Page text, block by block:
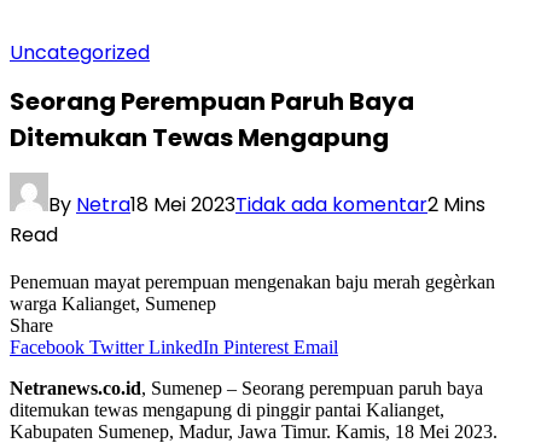
Uncategorized
Seorang Perempuan Paruh Baya
Ditemukan Tewas Mengapung
By Netra18 Mei 2023Tidak ada komentar2 Mins
Read
Penemuan mayat perempuan mengenakan baju merah gegèrkan
warga Kalianget, Sumenep
Share
Facebook Twitter LinkedIn Pinterest Email
Netranews.co.id, Sumenep – Seorang perempuan paruh baya
ditemukan tewas mengapung di pinggir pantai Kalianget,
Kabupaten Sumenep, Madur, Jawa Timur. Kamis, 18 Mei 2023.